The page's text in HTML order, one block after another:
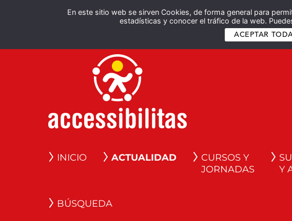
En este sitio web se sirven Cookies, de forma general para
estadísticas y conocer el tráfico de la web.
ACEPTAR
INICIO ACTUALIDAD
CURSOS Y
JORNADAS
Y
BÚSQUEDA